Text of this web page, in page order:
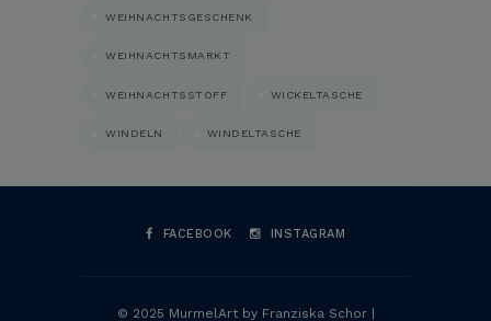
WEIHNACHTSGESCHENK
WEIHNACHTSMARKT
WEIHNACHTSSTOFF WICKELTASCHE
WINDELN WINDELTASCHE
FACEBOOK INSTAGRAM
© 2025 MurmelArt by Franziska Schor |